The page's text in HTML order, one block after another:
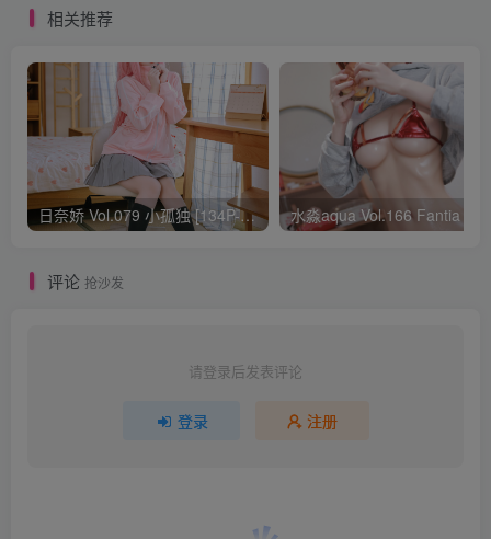
相关推荐
日奈娇 Vol.079 小孤独 [134P-1.84GB]
评论 抢沙发
请登录后发表评论
登录 注册